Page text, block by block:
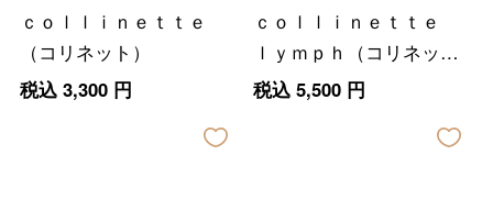
ｃｏｌｌｉｎｅｔｔｅ
（コリネット）
税込 3,300円
ｃｏｌｌｉｎｅｔｔｅ
ｌｙｍｐｈ（コリネッ
ト リンプ）
税込 5,500円